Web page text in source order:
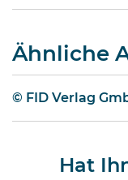
Ähnliche
© FID Verlag
Hat